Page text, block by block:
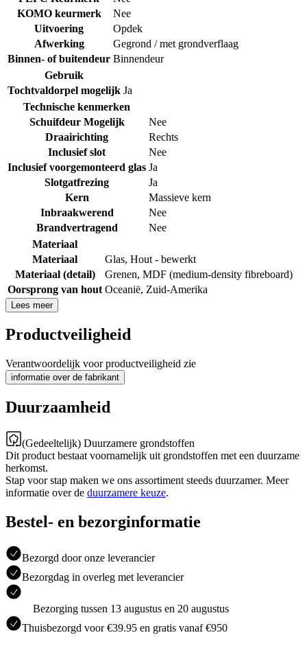
KOMO keurmerk
Nee
Uitvoering
Opdek
Afwerking
Gegrond / met grondverflaag
Binnen- of buitendeur Binnendeur
Gebruik
Tochtvaldorpel mogelijk Ja
Technische kenmerken
Schuifdeur Mogelijk
Nee
Draairichting
Rechts
Inclusief slot
Nee
Inclusief voorgemonteerd glas Ja
Slotgatfrezing
Ja
Kern
Massieve kern
Inbraakwerend
Nee
Brandvertragend
Nee
Materiaal
Materiaal
Glas, Hout - bewerkt
Materiaal (detail)
Grenen, MDF (medium-density fibreboard)
Oorsprong van hout Oceanië, Zuid-Amerika
Lees meer
Productveiligheid
Verantwoordelijk voor productveiligheid zie
informatie over de fabrikant
Duurzaamheid
(Gedeeltelijk) Duurzamere grondstoffen
Dit product bestaat voornamelijk uit grondstoffen met een duurzame
herkomst.
Stap voor stap maken we ons assortiment steeds duurzamer. Meer
informatie over de duurzamere keuze.
Bestel- en bezorginformatie
Bezorgd door onze leverancier
Bezorgdag in overleg met leverancier
Bezorging tussen 13 augustus en 20 augustus
Thuisbezorgd voor €39.95 en gratis vanaf €950